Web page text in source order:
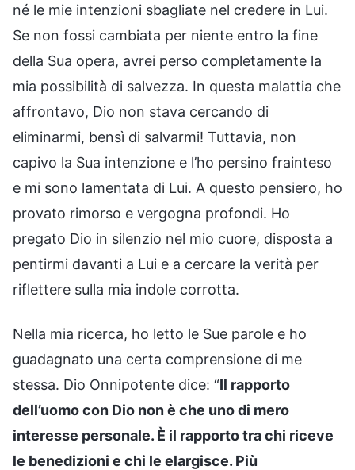
né le mie intenzioni sbagliate nel credere in Lui.
Se non fossi cambiata per niente entro la fine
della Sua opera, avrei perso completamente la
mia possibilità di salvezza. In questa malattia che
affrontavo, Dio non stava cercando di
eliminarmi, bensì di salvarmi! Tuttavia, non
capivo la Sua intenzione e l’ho persino frainteso
e mi sono lamentata di Lui. A questo pensiero, ho
provato rimorso e vergogna profondi. Ho
pregato Dio in silenzio nel mio cuore, disposta a
pentirmi davanti a Lui e a cercare la verità per
riflettere sulla mia indole corrotta.
Nella mia ricerca, ho letto le Sue parole e ho
guadagnato una certa comprensione di me
stessa. Dio Onnipotente dice: “Il rapporto
dell’uomo con Dio non è che uno di mero
interesse personale. È il rapporto tra chi riceve
le benedizioni e chi le elargisce. Più